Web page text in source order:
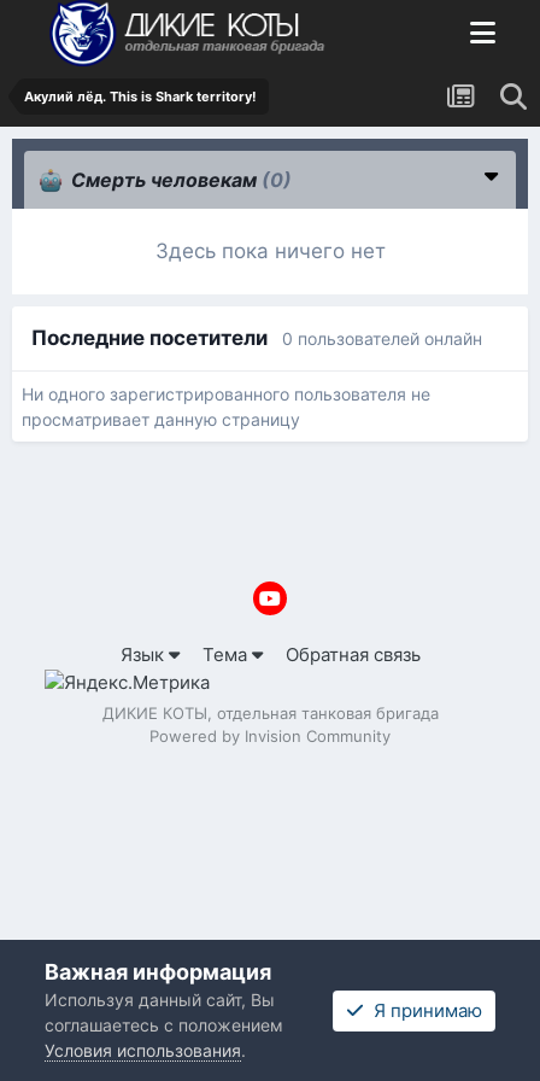
Акулий лёд. This is Shark territory!
Смерть человекам (0)
Здесь пока ничего нет
Последние посетители 0 пользователей онлайн
Ни одного зарегистрированного пользователя не
просматривает данную страницу
Язык Тема Обратная связь
ДИКИЕ КОТЫ, отдельная танковая бригада
Powered by Invision Community
Важная информация
Используя данный сайт, Вы
соглашаетесь с положением
Условия использования.
Я принимаю